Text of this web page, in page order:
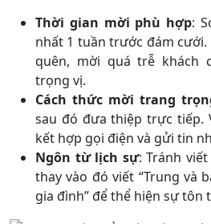
Thời gian mời phù hợp:
nhất 1 tuần trước đám
quên, mời quá trễ khách
trọng vị.
Cách thức mời trang
sau đó đưa thiệp trực tiếp.
kết hợp gọi điện và gửi tin
Ngôn từ lịch sự: Tránh
thay vào đó viết “Trung và
gia đình” để thể hiện sự tôn